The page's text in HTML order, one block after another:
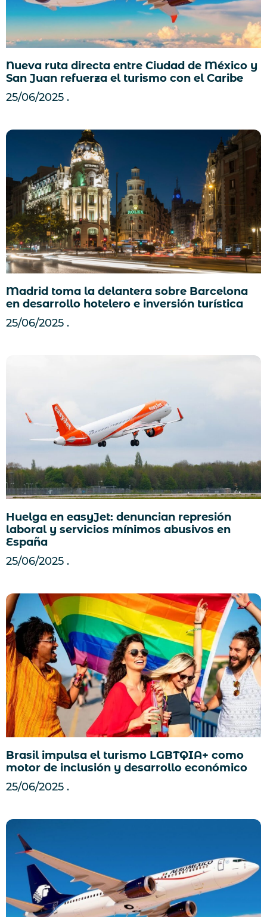
Nueva ruta directa entre Ciudad de México y
San Juan refuerza el turismo con el Caribe
25/06/2025
Madrid toma la delantera sobre Barcelona
en desarrollo hotelero e inversión turística
25/06/2025
Huelga en easyJet: denuncian represión
laboral y servicios mínimos abusivos en
España
25/06/2025
Brasil impulsa el turismo LGBTQIA+ como
motor de inclusión y desarrollo económico
25/06/2025